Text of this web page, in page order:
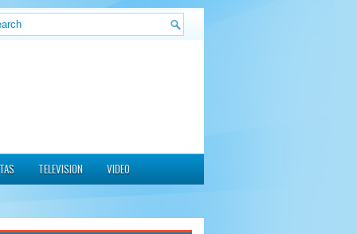
TELEVISION VIDEO